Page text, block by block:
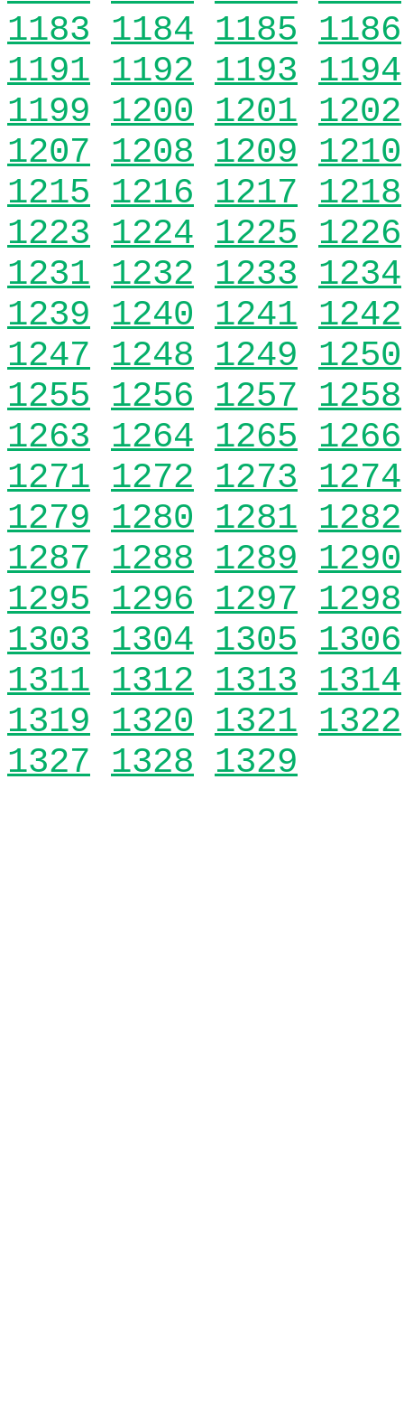
1183 1184 1185 1186
1191 1192 1193 1194
1199 1200 1201 1202
1207 1208 1209 1210
1215 1216 1217 1218
1223 1224 1225 1226
1231 1232 1233 1234
1239 1240 1241 1242
1247 1248 1249 1250
1255 1256 1257 1258
1263 1264 1265 1266
1271 1272 1273 1274
1279 1280 1281 1282
1287 1288 1289 1290
1295 1296 1297 1298
1303 1304 1305 1306
1311 1312 1313 1314
1319 1320 1321 1322
1327 1328 1329